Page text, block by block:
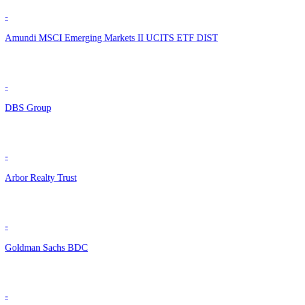
-
Amundi MSCI Emerging Markets II UCITS ETF DIST
-
DBS Group
-
Arbor Realty Trust
-
Goldman Sachs BDC
-